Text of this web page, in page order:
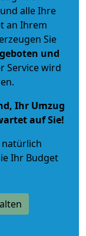
alle Ihre
an Ihrem
Sie
und
Service wird
Ihr Umzug
auf Sie!
natürlich
Ihr Budget